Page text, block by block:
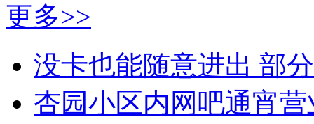
更多>>
没卡也能随意进出 部
杏园小区内网吧通宵